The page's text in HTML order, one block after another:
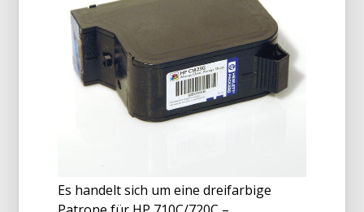
Es handelt sich um eine dreifarbige